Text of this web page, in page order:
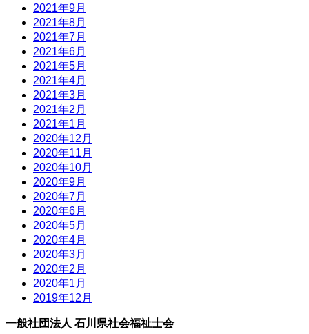
2021年9月
2021年8月
2021年7月
2021年6月
2021年5月
2021年4月
2021年3月
2021年2月
2021年1月
2020年12月
2020年11月
2020年10月
2020年9月
2020年7月
2020年6月
2020年5月
2020年4月
2020年3月
2020年2月
2020年1月
2019年12月
一般社団法人 石川県社会福祉士会